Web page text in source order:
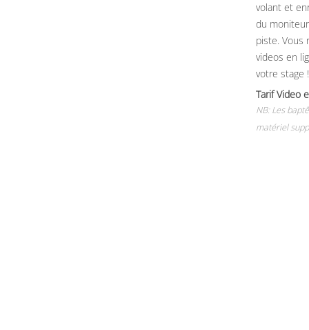
volant et
du
piste. Vous
videos en
votre stage !
Tarif Video
NB: Les
matériel